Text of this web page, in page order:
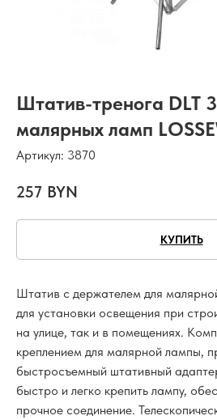
Штатив-тренога DLT
малярных ламп
Артикул: 3870
257 BYN
КУПИТЬ
Штатив с держателем для
для установки освещения при
на улице, так и в помещениях.
креплением для малярной лампы,
быстросъемный штативный
быстро и легко крепить лампу,
прочное соединение.